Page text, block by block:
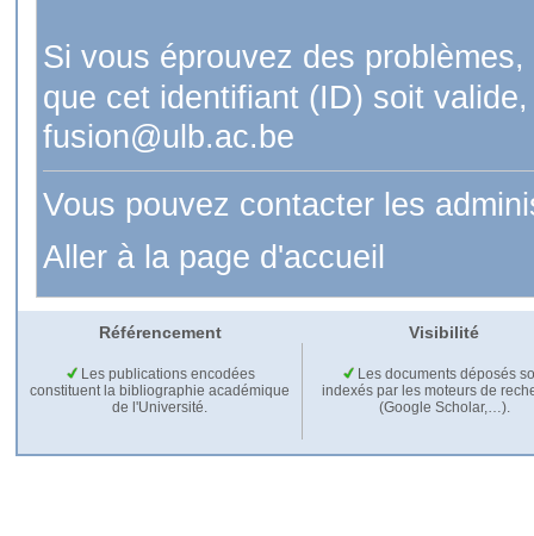
Si vous éprouvez des
que cet identifiant (ID) soit
fusion@ulb.ac.be
Vous pouvez contacter les
Aller à la page d'accueil
Référencement Visibilité
Les publications encodées
constituent la bibliographie académique
de l'Université.
Les documents déposés
indexés par les moteurs de
(Google Scholar,…).